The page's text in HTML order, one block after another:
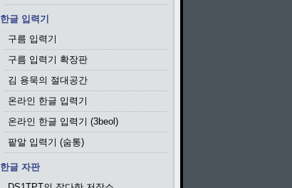
한글 입력기
구름 입력기
구름 입력기 확장판
김 용묵의 절대공간
온라인 한글 입력기
온라인 한글 입력기 (3beol)
팥알 입력기 (숨통)
한글 자판